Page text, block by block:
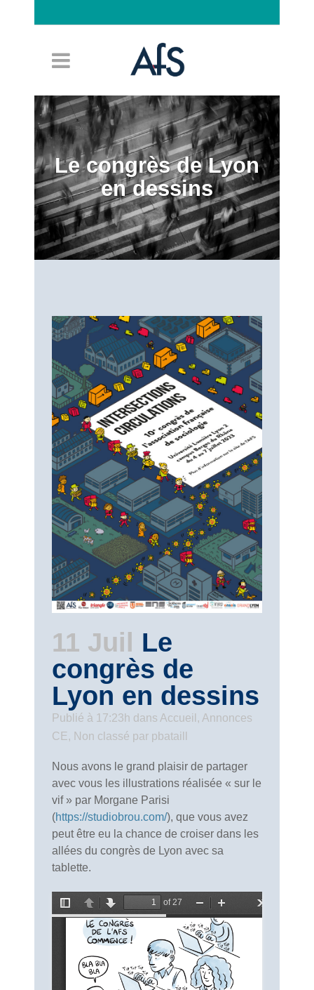
Le congrès de Lyon
en dessins
11 Juil
Le
congrès de
Lyon en dessins
Publié à 17:23h dans Accueil , Annonces
CE, Non classé par pbataill
Nous avons le grand plaisir de partager
avec vous les illustrations réalisée « sur le
vif » par Morgane Parisi
(https://studiobrou.com/), que vous avez
peut être eu la chance de croiser dans les
allées du congrès de Lyon avec sa
tablette.